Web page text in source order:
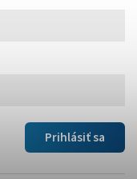
Prihlásiť sa